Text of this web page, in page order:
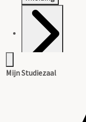
Mijn Studiezaal